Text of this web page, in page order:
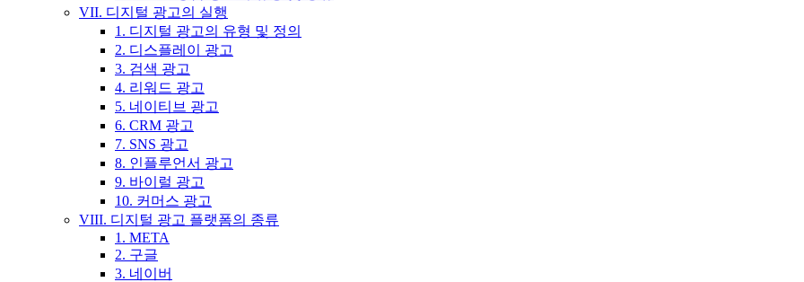
VII. 디지털 광고의 실행
1. 디지털 광고의 유형 및 정의
2. 디스플레이 광고
3. 검색 광고
4. 리워드 광고
5. 네이티브 광고
6. CRM 광고
7. SNS 광고
8. 인플루언서 광고
9. 바이럴 광고
10. 커머스 광고
VIII. 디지털 광고 플랫폼의 종류
1. META
2. 구글
3. 네이버